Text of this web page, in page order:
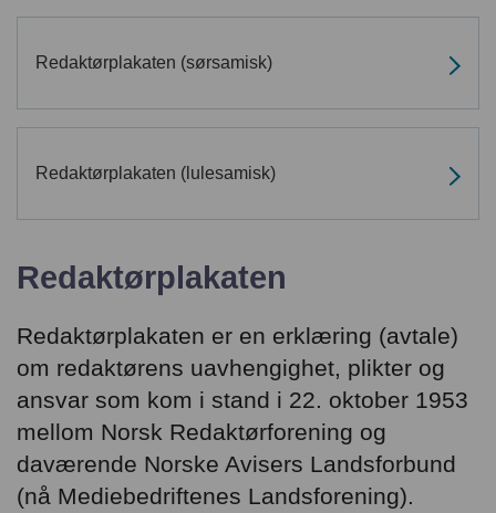
Redaktørplakaten (sørsamisk)
Redaktørplakaten (lulesamisk)
Redaktørplakaten
Redaktørplakaten er en erklæring (avtale)
om redaktørens uavhengighet, plikter og
ansvar som kom i stand i 22. oktober 1953
mellom Norsk Redaktørforening og
daværende Norske Avisers Landsforbund
(nå Mediebedriftenes Landsforening).